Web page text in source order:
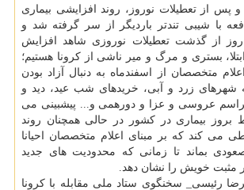
ماه و پس از تعطیلات نوروز، روند افزایشی بیماری
با شیبی تندتر باردیگر از سر گرفته شد و
و بعد از ۹ روز از گذشت تعطیلات نوروزی شاهد افزایش
بستری و مرگ و میر ناشی از کرونا هستیم؛
متخصصان از اسفندماه به دنبال آزاد بودن
شهرهای زرد و آبی، خریدهای شب عید، دید و
مراسم عروسی و عزا و دورهمی و... پیشبینی می
بیماری در کشور در حالی همچنان روند
کند که بر مبنای اعلام متخصصان احیانا
بماند تا زمانی که محدودیت های جدید
مثبت خویش را نشان دهد.
رئیسی_ سخنگوی ستاد ملی مقابله با کرونا